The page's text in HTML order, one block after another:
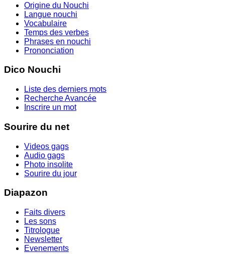
Origine du Nouchi
Langue nouchi
Vocabulaire
Temps des verbes
Phrases en nouchi
Prononciation
Dico Nouchi
Liste des derniers mots
Recherche Avancée
Inscrire un mot
Sourire du net
Videos gags
Audio gags
Photo insolite
Sourire du jour
Diapazon
Faits divers
Les sons
Titrologue
Newsletter
Evenements